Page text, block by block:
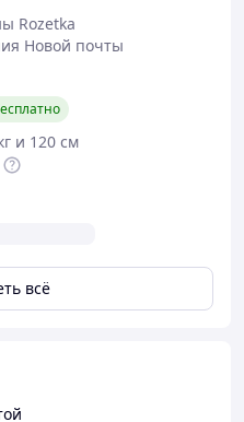
Rozetka
Новой почты
и 120 см
всё